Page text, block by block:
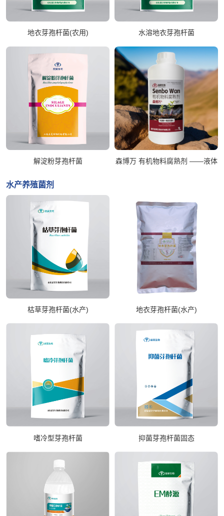
地衣芽孢杆菌(农用) 水溶地衣芽孢杆菌
解淀粉芽孢杆菌 森博万 有机物料腐熟剂 ——液体
水产养殖菌剂
枯草芽孢杆菌(水产) 地衣芽孢杆菌(水产)
嗜冷型芽孢杆菌 抑菌芽孢杆菌固态